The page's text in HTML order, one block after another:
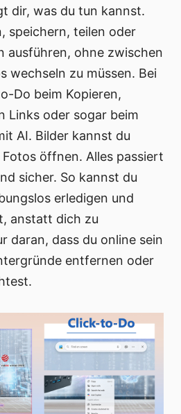
dir, was du tun kannst.
speichern, teilen oder
ausführen, ohne zwischen
wechseln zu müssen. Bei
Do beim Kopieren,
Links oder sogar beim
AI. Bilder kannst du
öffnen. Alles passiert
sicher. So kannst du
erledigen und
anstatt dich zu
daran, dass du online sein
entfernen oder